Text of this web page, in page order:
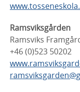
Ramsviksgården
Ramsviks
+46 (0)523 50202